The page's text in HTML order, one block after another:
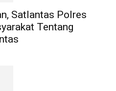
Satlantas Polres
Tentang